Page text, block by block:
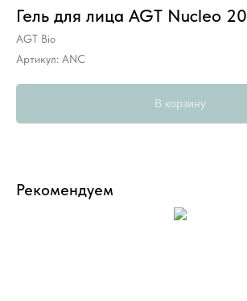
Гель для лица AGT Nucleo 20
AGT Bio
Артикул: ANC
В корзину
Рекомендуем